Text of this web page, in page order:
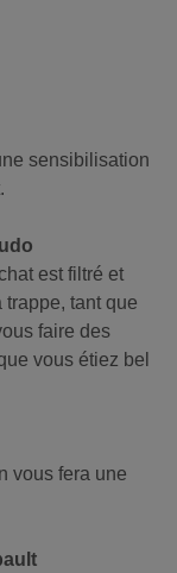
sensibilisation
est filtré et
trappe, tant que
faire des
vous étiez bel
vous fera une